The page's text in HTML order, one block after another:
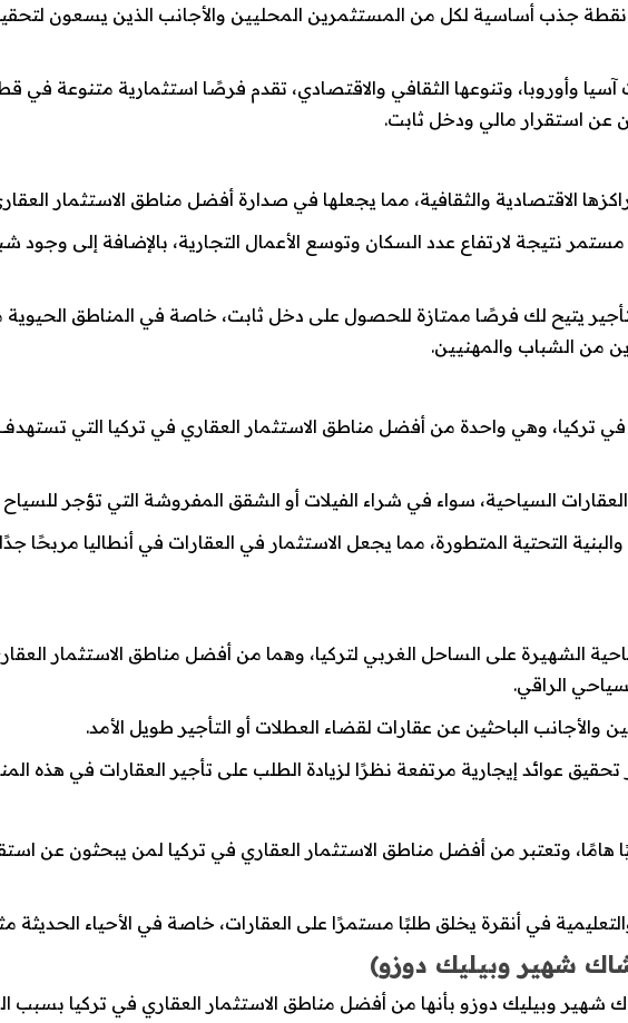
نقطة جذب أساسية لكل من المستثمرين المحليين والأجانب الذين يسعون
وأوروبا، وتنوعها الثقافي والاقتصادي، تقدم فرصًا استثمارية متنوعة في
عن استقرار مالي ودخل ثابت.
الاقتصادية والثقافية، مما يجعلها في صدارة أفضل مناطق الاستثمار
نتيجة لارتفاع عدد السكان وتوسع الأعمال التجارية، بالإضافة إلى
يتيح لك فرصًا ممتازة للحصول على دخل ثابت، خاصة في المناطق
من الشباب والمهنيين.
في تركيا، وهي واحدة من أفضل مناطق الاستثمار العقاري في تركيا التي
السياحية، سواء في شراء الفيلات أو الشقق المفروشة التي تؤجر
والبنية التحتية المتطورة، مما يجعل الاستثمار في العقارات في أنطاليا
الشهيرة على الساحل الغربي لتركيا، وهما من أفضل مناطق الاستثمار
الراقي.
والأجانب الباحثين عن عقارات لقضاء العطلات أو التأجير طويل الأمد.
عوائد إيجارية مرتفعة نظرًا لزيادة الطلب على تأجير العقارات في هذه
هامًا، وتعتبر من أفضل مناطق الاستثمار العقاري في تركيا لمن يبحثون عن
في أنقرة يخلق طلبًا مستمرًا على العقارات، خاصة في الأحياء الحديثة
شهير وبيليك دوزو)
وبيليك دوزو بأنها من أفضل مناطق الاستثمار العقاري في تركيا بسبب